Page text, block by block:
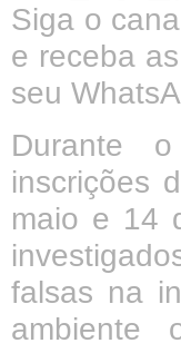
Siga o
e receba
seu
Durante
inscrições
maio e 14
falsas na
ambiente